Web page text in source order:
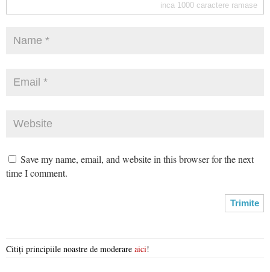
inca 1000 caractere ramase
Save my name, email, and website in this browser for the next
time I comment.
Citiți principiile noastre de moderare aici!